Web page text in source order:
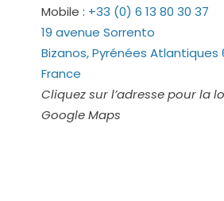
Mobile : +33 (0) 6 13 80 30 37
19 avenue Sorrento
Bizanos,Pyrénées Atlantiques
France
Cliquez sur l’adresse pour la
Google Maps